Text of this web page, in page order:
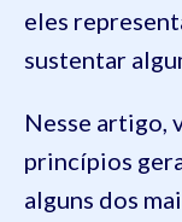
eles
sustentar
Nesse artigo,
princípios
alguns dos